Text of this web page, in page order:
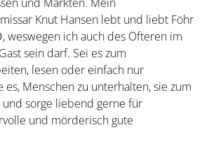
Knut Hansen lebt und liebt Föhr
weswegen ich auch des Öfteren im
sein darf. Sei es zum
lesen oder einfach nur
es, Menschen zu unterhalten, sie zum
und sorge liebend gerne für
und mörderisch gute